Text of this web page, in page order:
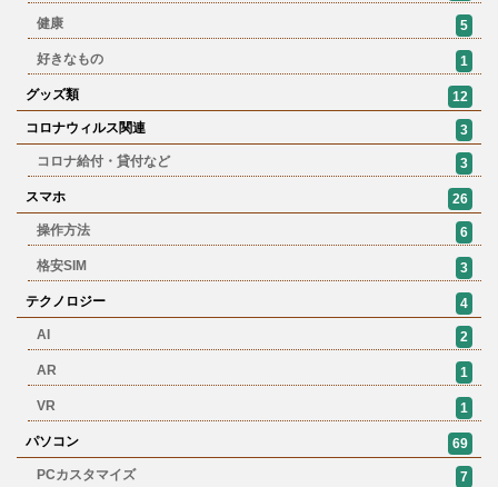
健康 5
好きなもの 1
グッズ類
12
コロナウィルス関連
3
コロナ給付・貸付など
3
スマホ
26
操作方法
6
格安SIM 3
テクノロジー
4
AI
2
AR 1
VR 1
パソコン
69
PCカスタマイズ
7